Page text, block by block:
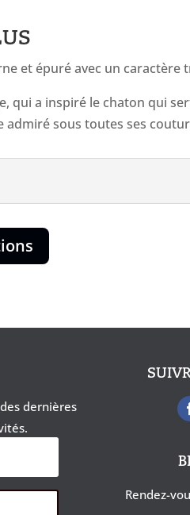
et épuré avec un caractère
qui a inspiré le chaton qui
sous toutes ses
dernières
Rendez-